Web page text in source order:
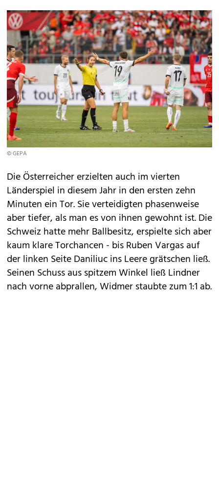
© GEPA
Die Österreicher erzielten auch im vierten
Länderspiel in diesem Jahr in den ersten zehn
Minuten ein Tor. Sie verteidigten phasenweise
aber tiefer, als man es von ihnen gewohnt ist. Die
Schweiz hatte mehr Ballbesitz, erspielte sich aber
kaum klare Torchancen - bis Ruben Vargas auf
der linken Seite Daniliuc ins Leere grätschen ließ.
Seinen Schuss aus spitzem Winkel ließ Lindner
nach vorne abprallen, Widmer staubte zum 1:1 ab.